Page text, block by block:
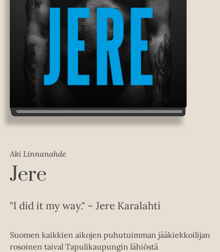
Aki Linnanahde
Jere
"I did it my way." – Jere Karalahti
Suomen kaikkien aikojen puhutuimman jääkiekkoilijan
rosoinen taival Tapulikaupungin lähiöstä